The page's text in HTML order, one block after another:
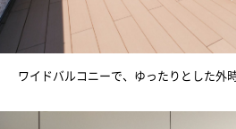
ワイドバルコニーで、ゆったりとした外